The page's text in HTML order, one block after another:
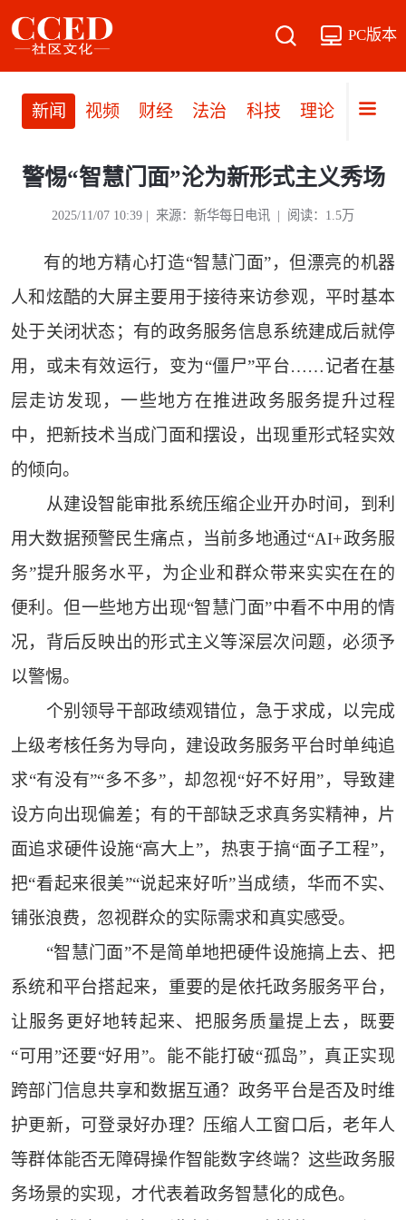
PC版本
新闻 视频 财经 法治 科技 理论 党建
警惕“智慧门面”沦为新形式主义秀场
2025/11/07 10:39 | 来源：新华每日电讯 | 阅读：1.5万
有的地方精心打造“智慧门面”，但漂亮的机器
人和炫酷的大屏主要用于接待来访参观，平时基本
处于关闭状态；有的政务服务信息系统建成后就停
用，或未有效运行，变为“僵尸”平台……记者在基
层走访发现，一些地方在推进政务服务提升过程
中，把新技术当成门面和摆设，出现重形式轻实效
的倾向。
从建设智能审批系统压缩企业开办时间，到利
用大数据预警民生痛点，当前多地通过“AI+政务服
务”提升服务水平，为企业和群众带来实实在在的
便利。但一些地方出现“智慧门面”中看不中用的情
况，背后反映出的形式主义等深层次问题，必须予
以警惕。
个别领导干部政绩观错位，急于求成，以完成
上级考核任务为导向，建设政务服务平台时单纯追
求“有没有”“多不多”，却忽视“好不好用”，导致建
设方向出现偏差；有的干部缺乏求真务实精神，片
面追求硬件设施“高大上”，热衷于搞“面子工程”，
把“看起来很美”“说起来好听”当成绩，华而不实、
铺张浪费，忽视群众的实际需求和真实感受。
“智慧门面”不是简单地把硬件设施搞上去、把
系统和平台搭起来，重要的是依托政务服务平台，
让服务更好地转起来、把服务质量提上去，既要
“可用”还要“好用”。能不能打破“孤岛”，真正实现
跨部门信息共享和数据互通？政务平台是否及时维
护更新，可登录好办理？压缩人工窗口后，老年人
等群体能否无障碍操作智能数字终端？这些政务服
务场景的实现，才代表着政务智慧化的成色。